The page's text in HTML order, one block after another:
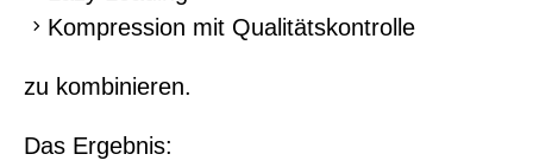
Kompression mit Qualitätskontrolle
zu kombinieren.
Das Ergebnis: